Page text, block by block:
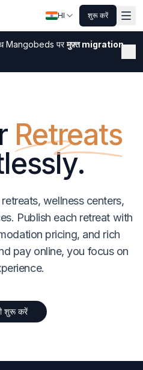
HI शुरू करें
Mangobeds परमुफ़्त migration
बंद
Retreats
wellness centers,
Publish each retreat with
pricing, and rich
pay online, you focus on
शुरू करें